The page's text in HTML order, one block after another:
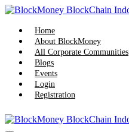
Skip
content
Home
About BlockMoney
All Corporate Communities
Blogs
Events
Login
Registration